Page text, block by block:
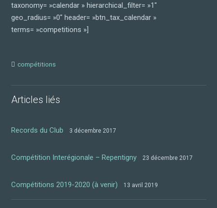
taxonomy= »calendar » hierarchical_filter= »1″
geo_radius= »0″ header= »btn_tax_calendar »
terms= »competitions »]
compétitions
Articles liés
Records du Club 3 décembre 2017
Compétition Interégionale – Repentigny 23 décembre 2017
Compétitions 2019-2020 (à venir) 13 avril 2019